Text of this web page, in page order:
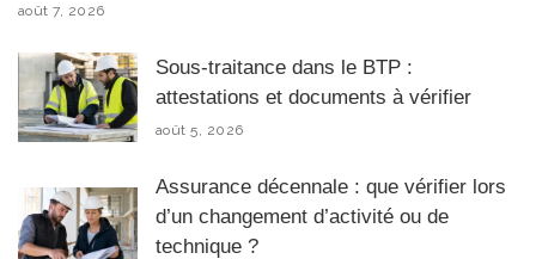
août 7, 2026
Sous-traitance dans le BTP :
attestations et documents à vérifier
août 5, 2026
Assurance décennale : que vérifier lors
d’un changement d’activité ou de
technique ?